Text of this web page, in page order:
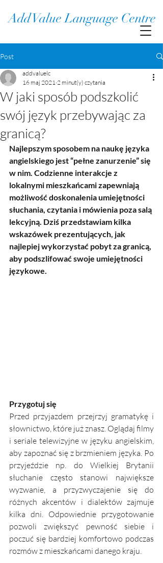
Add Value Language Centre
Post
W jaki sposób podszkolić
swój język przebywając za
granicą?
addvaluelc
16 maj 2021 2 minut(y) czytania
Najlepszym sposobem na naukę języka
angielskiego jest “pełne zanurzenie” się
w nim. Codzienne interakcje z
lokalnymi mieszkańcami zapewniają
możliwość doskonalenia umiejętności
słuchania, czytania i mówienia poza salą
lekcyjną. Dziś przedstawiam kilka
wskazówek prezentujących, jak
najlepiej wykorzystać pobyt za granicą,
aby podszlifować swoje umiejętności
językowe.
Przygotuj się
Przed przyjazdem przejrzyj gramatykę i
słownictwo, które już znasz. Oglądaj filmy
i seriale telewizyjne w języku angielskim,
aby zapoznać się z brzmieniem języka. Po
przyjeździe np. do Wielkiej Brytanii
słuchanie często stanowi największe
wyzwanie, a przyzwyczajenie się do
różnych akcentów i dialektów zajmuje
kilka dni. Odpowiednie przygotowanie
pozwoli zwiększyć pewność siebie i
poczuć się bardziej komfortowo podczas
rozmów z mieszkańcami danego kraju.